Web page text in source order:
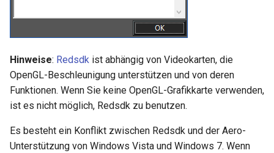
Hinweise: Redsdk ist abhängig von Videokarten, die
OpenGL-Beschleunigung unterstützen und von deren
Funktionen. Wenn Sie keine OpenGL-Grafikkarte verwenden,
ist es nicht möglich, Redsdk zu benutzen.
Es besteht ein Konflikt zwischen Redsdk und der Aero-
Unterstützung von Windows Vista und Windows 7. Wenn